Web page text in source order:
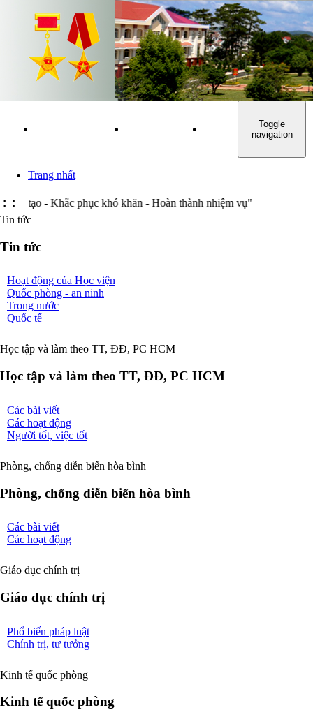
GIÁO DỤC ĐÀO
Toggle
navigation
Trang nhất
: :
phục khó khăn - Hoàn thành nhiệm vụ"
Tin tức
Tin tức
Hoạt động của Học viện
Quốc phòng - an ninh
Trong nước
Quốc tế
Học tập và làm theo TT, ĐĐ, PC HCM
Học tập và làm theo TT, ĐĐ, PC HCM
Các bài viết
Các hoạt động
Người tốt, việc tốt
Phòng, chống diễn biến hòa bình
Phòng, chống diễn biến hòa bình
Các bài viết
Các hoạt động
Giáo dục chính trị
Giáo dục chính trị
Phổ biến pháp luật
Chính trị, tư tưởng
Kinh tế quốc phòng
Kinh tế quốc phòng